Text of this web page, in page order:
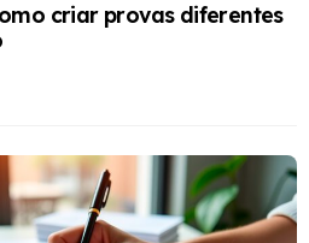
criar provas diferentes